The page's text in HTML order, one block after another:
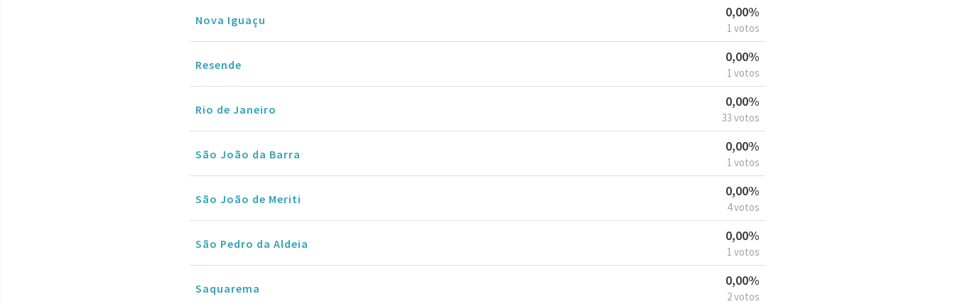
Nova Iguaçu
0,00%
1 votos
Resende
0,00%
1 votos
Rio de Janeiro
0,00%
33 votos
São João da Barra
0,00%
1 votos
São João de Meriti
0,00%
4 votos
São Pedro da Aldeia
0,00%
1 votos
Saquarema
0,00%
2 votos